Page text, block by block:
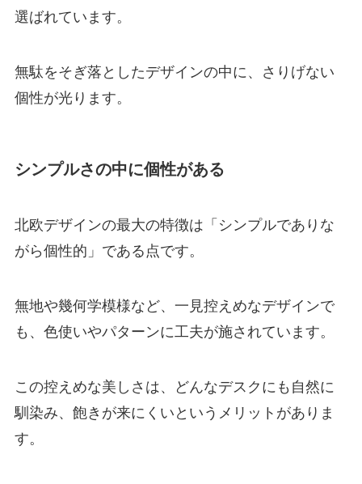
選ばれています。
無駄をそぎ落としたデザインの中に、さりげない
個性が光ります。
シンプルさの中に個性がある
北欧デザインの最大の特徴は「シンプルでありな
がら個性的」である点です。
無地や幾何学模様など、一見控えめなデザインで
も、色使いやパターンに工夫が施されています。
この控えめな美しさは、どんなデスクにも自然に
馴染み、飽きが来にくいというメリットがありま
す。